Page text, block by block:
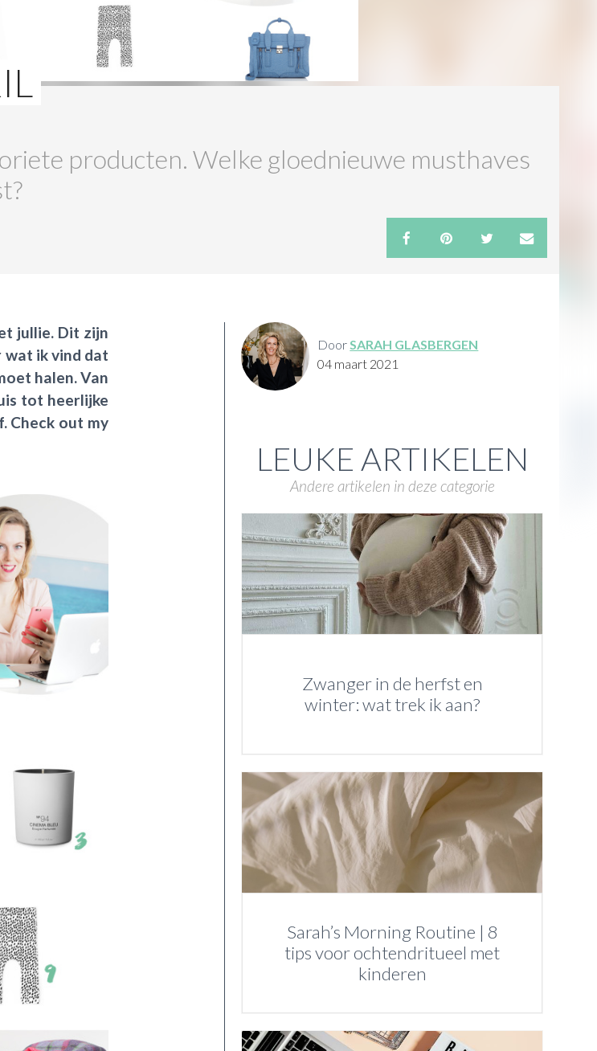
producten. Welke gloednieuwe musthaves
jullie. Dit zijn
wat ik vind dat
halen. Van
tot heerlijke
Check out my
Door SARAH GLASBERGEN
04 maart 2021
LEUKE ARTIKELEN
Andere artikelen in deze categorie
Zwanger in de herfst en
winter: wat trek ik aan?
Sarah’s Morning Routine | 8
tips voor ochtendritueel met
kinderen